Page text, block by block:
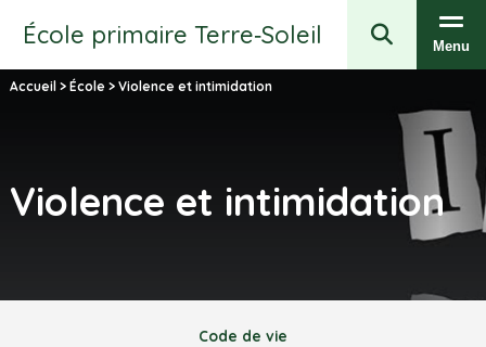
École primaire Terre‑Soleil Menu
Accueil> École > Violence et intimidation
Violence et intimidation
Code de vie